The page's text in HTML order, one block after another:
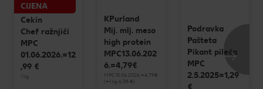
CIJENA
Cekin
Chef ražnjići
MPC
01.06.2026.=12
,99 €
1 kg
KPurland
Mij. mlj. meso
high protein
MPC13.06.202
6.=4,79€
MPC13.06.2026.=4,79€
(=1 kg 6,38 €)
Podravka
Pašteta
Pikant pileća
MPC
2.5.2025=1,29
€